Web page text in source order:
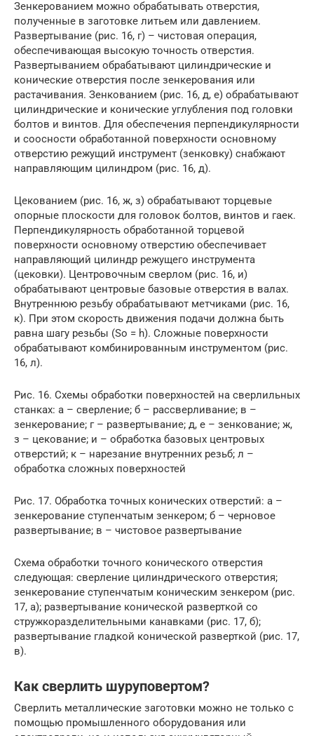
Зенкерованием можно обрабатывать отверстия,
полученные в заготовке литьем или давлением.
Развертывание (рис. 16, г) – чистовая операция,
обеспечивающая высокую точность отверстия.
Развертыванием обрабатывают цилиндрические и
конические отверстия после зенкерования или
растачивания. Зенкованием (рис. 16, д, е) обрабатывают
цилиндрические и конические углубления под головки
болтов и винтов. Для обеспечения перпендикулярности
и соосности обработанной поверхности основному
отверстию режущий инструмент (зенковку) снабжают
направляющим цилиндром (рис. 16, д).
Цекованием (рис. 16, ж, з) обрабатывают торцевые
опорные плоскости для головок болтов, винтов и гаек.
Перпендикулярность обработанной торцевой
поверхности основному отверстию обеспечивает
направляющий цилиндр режущего инструмента
(цековки). Центровочным сверлом (рис. 16, и)
обрабатывают центровые базовые отверстия в валах.
Внутреннюю резьбу обрабатывают метчиками (рис. 16,
к). При этом скорость движения подачи должна быть
равна шагу резьбы (So = h). Сложные поверхности
обрабатывают комбинированным инструментом (рис.
16, л).
Рис. 16. Схемы обработки поверхностей на сверлильных
станках: а – сверление; б – рассверливание; в –
зенкерование; г – развертывание; д, е – зенкование; ж,
з – цекование; и – обработка базовых центровых
отверстий; к – нарезание внутренних резьб; л –
обработка сложных поверхностей
Рис. 17. Обработка точных конических отверстий: а –
зенкерование ступенчатым зенкером; б – черновое
развертывание; в – чистовое развертывание
Схема обработки точного конического отверстия
следующая: сверление цилиндрического отверстия;
зенкерование ступенчатым коническим зенкером (рис.
17, а); развертывание конической разверткой со
стружкоразделительными канавками (рис. 17, б);
развертывание гладкой конической разверткой (рис. 17,
в).
Как сверлить шуруповертом?
Сверлить металлические заготовки можно не только с
помощью промышленного оборудования или